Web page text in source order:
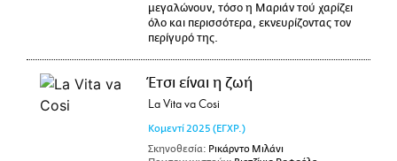
μεγαλώνουν, τόσο η Μαριάν τού χαρίζει
όλο και περισσότερα, εκνευρίζοντας τον
περίγυρό της.
Έτσι είναι η ζωή
La Vita va Cosi
Κομεντί 2025 (ΕΓΧΡ.)
Σκηνοθεσία: Ρικάρντο Μιλάνι